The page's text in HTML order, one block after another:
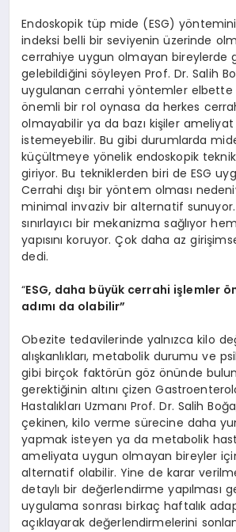
Endoskopik tüp mide (ESG)
indeksi belli bir seviyenin üzerinde
cerrahiye uygun olmayan bireylerde
gelebildiğini söyleyen Prof. Dr. Salih
uygulanan cerrahi yöntemler elbette
önemli bir rol oynasa da herkes
olmayabilir ya da bazı kişiler
istemeyebilir. Bu gibi durumlarda
küçültmeye yönelik endoskopik
giriyor. Bu tekniklerden biri de ESG
Cerrahi dışı bir yöntem olması
minimal invaziv bir alternatif
sınırlayıcı bir mekanizma sağlıyor
yapısını koruyor. Çok daha az
dedi.
“ESG, daha büyük cerrahi işlemler ö
adımı da olabilir”
Obezite tedavilerinde yalnızca kilo
alışkanlıkları, metabolik durumu ve
gibi birçok faktörün göz önünde
gerektiğinin altını çizen
Hastalıkları Uzmanı Prof. Dr. Salih
çekinen, kilo verme sürecine daha
yapmak isteyen ya da metabolik
ameliyata uygun olmayan bireyler
alternatif olabilir. Yine de karar
detaylı bir değerlendirme yapılması
uygulama sonrası birkaç haftalık
açıklayarak değerlendirmelerini